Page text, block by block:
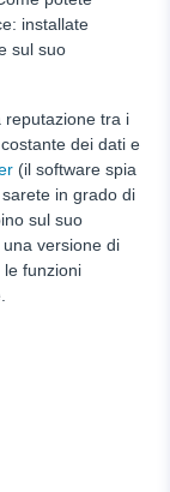
installate
sul suo
reputazione tra i
dei dati e
(il software spia
in grado di
sul suo
versione di
funzioni